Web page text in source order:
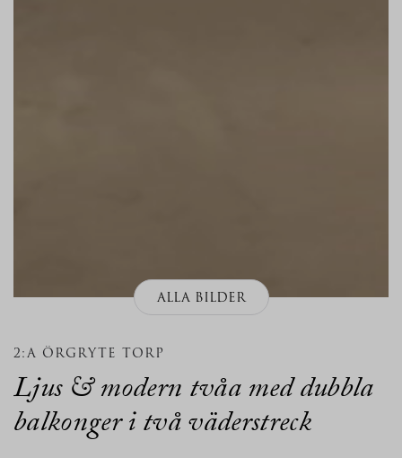
ALLA BILDER
2:A ÖRGRYTE TORP
Ljus & modern tvåa med dubbla
balkonger i två väderstreck